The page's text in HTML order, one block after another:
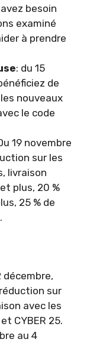
besoin
examiné
à prendre
: du 15
de
nouveaux
le code
19 novembre
sur les
livraison
plus, 20 %
25 % de
décembre,
sur
avec les
CYBER 25.
au 4